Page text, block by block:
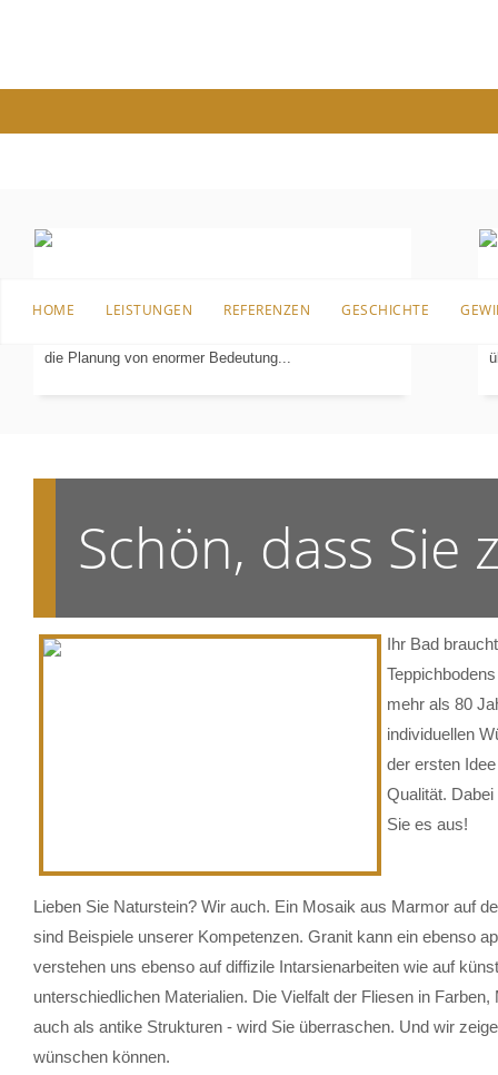
HOME LEISTUNGEN REFERENZEN GESCHICHTE
die Planung von enormer Bedeutung...
Schön, dass
Ihr Bad
mehr als 80
individuellen
der ersten
Qualität.
Sie es aus!
Lieben Sie Naturstein? Wir auch. Ein Mosaik aus Marmor auf
sind Beispiele unserer Kompetenzen. Granit kann ein ebenso
verstehen uns ebenso auf diffizile Intarsienarbeiten wie auf
unterschiedlichen Materialien. Die Vielfalt der Fliesen in
auch als antike Strukturen - wird Sie überraschen. Und wir
wünschen können.